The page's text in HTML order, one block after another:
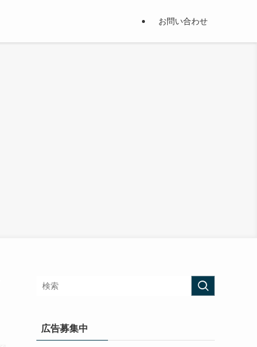
お問い合わせ
広告募集中